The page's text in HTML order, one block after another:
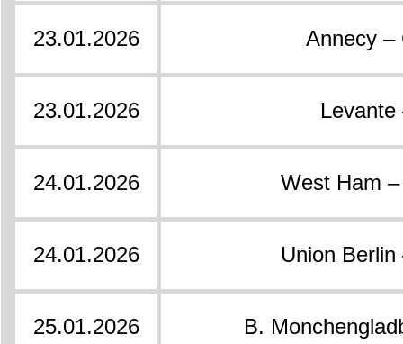
23.01.2026 Annecy –
23.01.2026 Levante
24.01.2026 West Ham
24.01.2026 Union
25.01.2026 B.